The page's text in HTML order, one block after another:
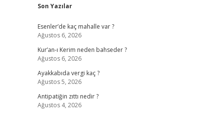
Sidebar
Son Yazılar
Esenler’de kaç mahalle var ?
Ağustos 6, 2026
Kur’an-ı Kerim neden bahseder ?
Ağustos 6, 2026
Ayakkabıda vergi kaç ?
Ağustos 5, 2026
Antipatiğin zıttı nedir ?
Ağustos 4, 2026
hiltonbetilbet giriş yap